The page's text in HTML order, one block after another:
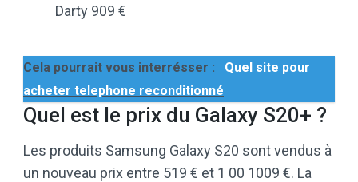
Darty 909 €
Cela pourrait vous interrésser :
Quel site pour
acheter telephone reconditionné
Quel est le prix du Galaxy S20+ ?
Les produits Samsung Galaxy S20 sont vendus à
un nouveau prix entre 519 € et 1 00 1009 €. La